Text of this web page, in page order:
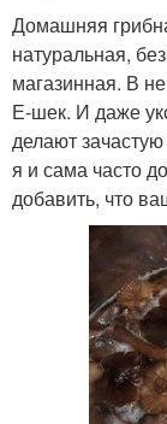
Домашняя
натуральная,
магазинная. В
Е-шек. И даже
делают
я и сама часто
добавить, что